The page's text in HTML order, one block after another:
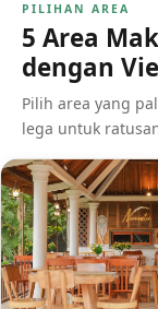
PILIHAN AREA
5 Area
dengan
Pilih area yang
lega untuk
Joglo